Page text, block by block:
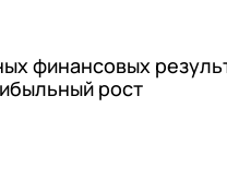
финансовых
рост